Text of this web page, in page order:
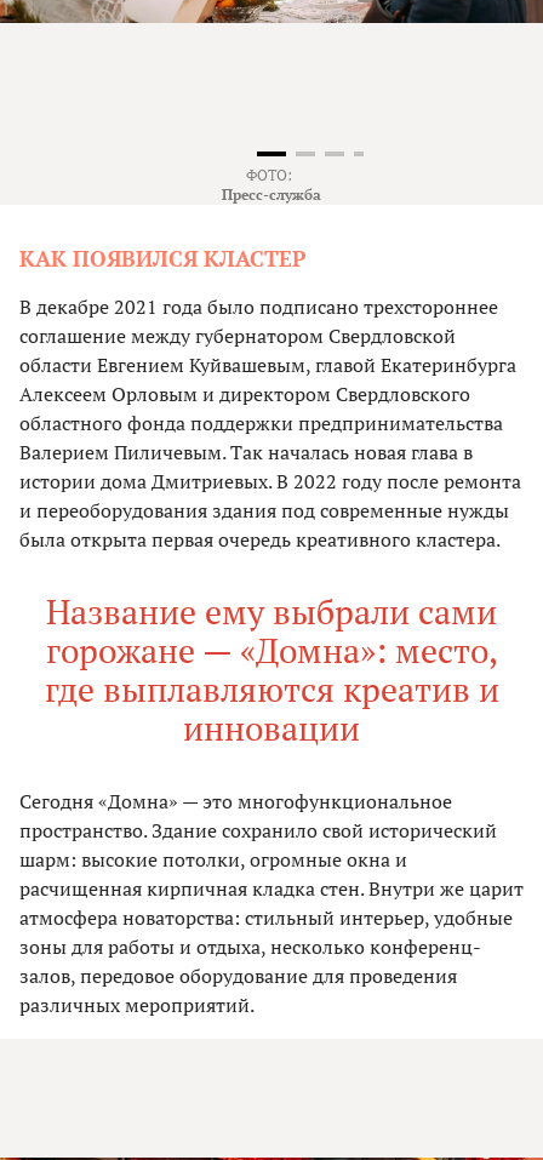
ФОТО:
Пресс-служба
КАК ПОЯВИЛСЯ КЛАСТЕР
В декабре 2021 года было подписано трехстороннее
соглашение между губернатором Свердловской
области Евгением Куйвашевым, главой Екатеринбурга
Алексеем Орловым и директором Свердловского
областного фонда поддержки предпринимательства
Валерием Пиличевым. Так началась новая глава в
истории дома Дмитриевых. В 2022 году после ремонта
и переоборудования здания под современные нужды
была открыта первая очередь креативного кластера.
Название ему выбрали сами
горожане — «Домна»: место,
где выплавляются креатив и
инновации
Сегодня «Домна» — это многофункциональное
пространство. Здание сохранило свой исторический
шарм: высокие потолки, огромные окна и
расчищенная кирпичная кладка стен. Внутри же царит
атмосфера новаторства: стильный интерьер, удобные
зоны для работы и отдыха, несколько конференц-
залов, передовое оборудование для проведения
различных мероприятий.